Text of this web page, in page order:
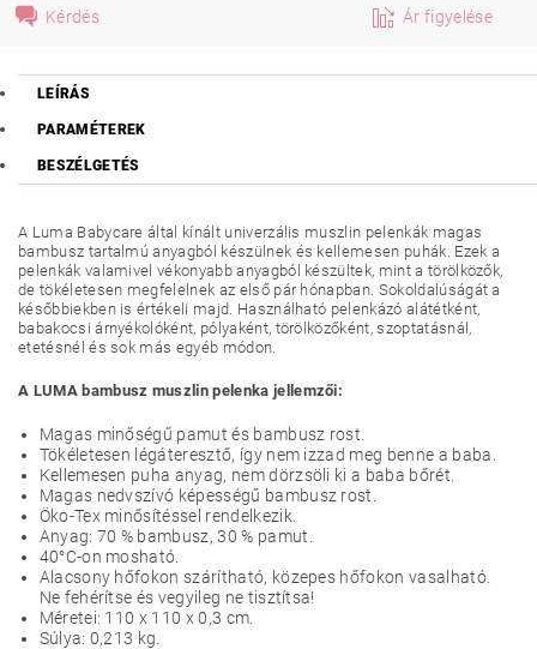
Kérdés Ár figyelése
LEÍRÁS
PARAMÉTEREK
BESZÉLGETÉS
A Luma Babycare által kínált univerzális muszlin pelenkák magas
bambusz tartalmú anyagból készülnek és kellemesen puhák. Ezek a
pelenkák valamivel vékonyabb anyagból készültek, mint a törölközők,
de tökéletesen megfelelnek az első pár hónapban. Sokoldalúságát a
későbbiekben is értékeli majd. Használható pelenkázó alátétként,
babakocsi árnyékolóként, pólyaként, törölközőként, szoptatásnál,
etetésnél és sok más egyéb módon.
A LUMA bambusz muszlin pelenka jellemzői:
Magas minőségű pamut és bambusz rost.
Tökéletesen légáteresztő, így nem izzad meg benne a baba.
Kellemesen puha anyag, nem dörzsöli ki a baba bőrét.
Magas nedvszívó képességű bambusz rost.
Öko-Tex minősítéssel rendelkezik.
Anyag: 70 % bambusz, 30 % pamut.
40°C-on mosható.
Alacsony hőfokon szárítható, közepes hőfokon vasalható.
Ne fehérítse és vegyileg ne tisztítsa!
Méretei: 110 x 110 x 0,3 cm.
Súlya: 0,213 kg.